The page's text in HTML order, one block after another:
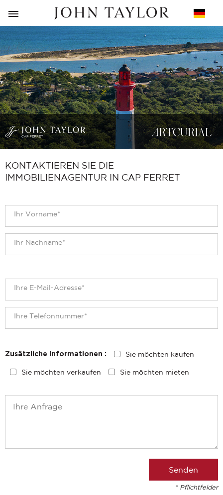
ZURÜCK
KONTAKTIEREN SIE DIE
IMMOBILIENAGENTUR IN CAP FERRET
Zusätzliche Informationen : Sie möchten kaufen
Sie möchten verkaufen Sie möchten mieten
* Pflichtfelder